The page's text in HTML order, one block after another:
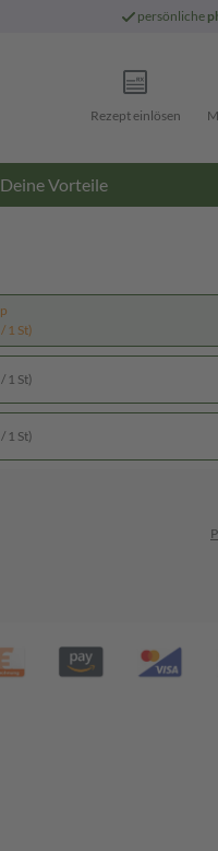
persönliche
Rezept einlösen
Deine Vorteile
1 St)
1 St)
1 St)